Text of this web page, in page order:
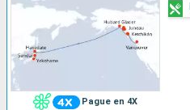
Pague en 4X